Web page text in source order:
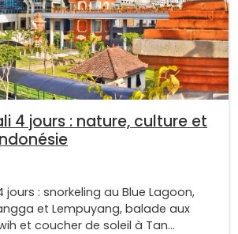
4 jours : nature, culture et
jours : snorkeling au Blue Lagoon,
et Lempuyang, balade aux
et coucher de soleil à Tan...